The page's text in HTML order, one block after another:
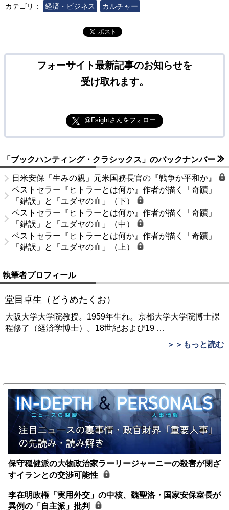
カテゴリ：
経済・ビジネス カルチャー
ポスト
フォーサイト最新記事のお知らせを
受け取れます。
@Fsightさんをフォロー
「ブックハンティング・クラシックス」のバックナンバー
日米安保「生みの親」元米国務長官の『戦争か平和か』
ベストセラー『ヒトラーとは何か』作者が描く「奇蹟」
「錯誤」と「ユダヤの血」（下）
ベストセラー『ヒトラーとは何か』作者が描く「奇蹟」
「錯誤」と「ユダヤの血」（中）
ベストセラー『ヒトラーとは何か』作者が描く「奇蹟」
「錯誤」と「ユダヤの血」（上）
執筆者プロフィール
堂目卓生（どうめたくお）
大阪大学大学院教授。1959年生れ。京都大学大学院博士課
程修了（経済学博士）。18世紀および19 …
＞＞もっと読む
保守穏健派の大物政治家ラーリージャーニーの殺害が閉ざ
すイランとの交渉可能性
李在明政権「実用外交」の中核、魏聖洛・国家安保室長が
異例の「自主派」批判